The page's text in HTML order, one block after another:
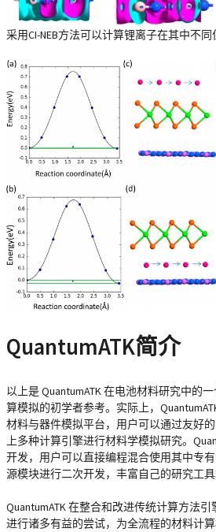
采用CI-NEB方法可以计算锂离子在其中不同
QuantumATK简介
以上是 QuantumATK 在电池材料研究中的
算模拟的初学者参考。实际上，
材料与器件模拟平台，用户可以通过友好
上多种计算引擎进行材料学模拟研究。
开发，用户可以直接编程混合使用其中专
源模块进行二次开发，丰富自己的研究工具
QuantumATK 在整合和改进传统计算方法
进行诸多有益的尝试，为全流程的材料计